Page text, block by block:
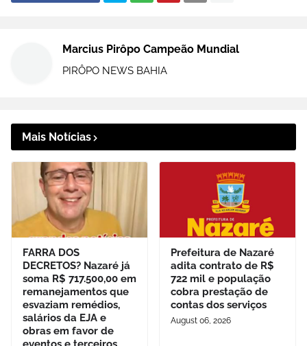
Marcius Pirôpo Campeão Mundial
PIRÔPO NEWS BAHIA
Mais Notícias
FARRA DOS
DECRETOS? Nazaré já
soma R$ 717.500,00 em
remanejamentos que
esvaziam remédios,
salários da EJA e
obras em favor de
Prefeitura de Nazaré
adita contrato de R$
722 mil e população
cobra prestação de
contas dos serviços
August 06, 2026